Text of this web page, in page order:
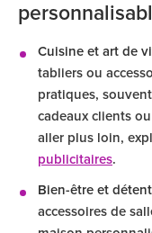
Cuisine et art de
tabliers ou
pratiques,
cadeaux clients
aller plus loin,
publicitaires.
Bien-être et
accessoires de